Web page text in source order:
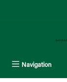
Navigation